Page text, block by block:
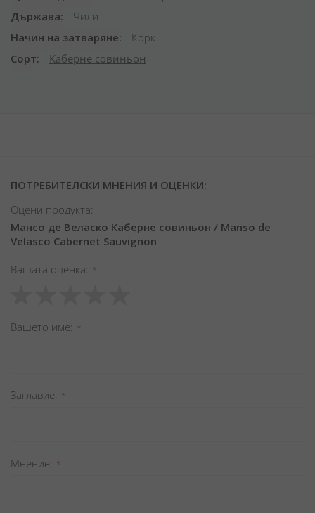
Държава
Чили
Начин на затваряне
Корк
Сорт
Каберне совиньон
ПОТРЕБИТЕЛСКИ МНЕНИЯ И ОЦЕНКИ:
Оцени продукта:
Мансо де Веласко Каберне совиньон / Manso de
Velasco Cabernet Sauvignon
Вашата оценка
star
stars
stars
stars
stars
Вашето име
Заглавиe
Мнение